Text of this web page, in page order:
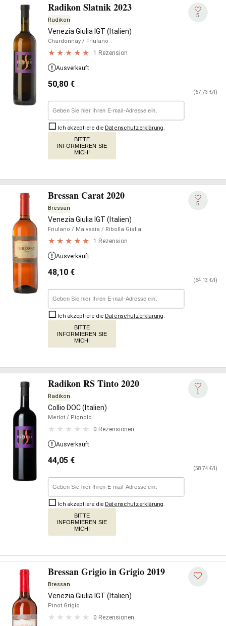
Radikon Slatnik 2023
Radikon
Venezia Giulia IGT (Italien)
Chardonnay / Friulano
1 Rezension
5
Ausverkauft
50,80 €
(67,73 €/l)
Ich akzeptiere die Datenschutzerklärung
BITTE
INFORMIEREN SIE
MICH!
Bressan Carat 2020
Bressan
Venezia Giulia IGT (Italien)
Friulano / Malvasia / Ribolla Gialla
1 Rezension
5
Ausverkauft
48,10 €
(64,13 €/l)
Ich akzeptiere die Datenschutzerklärung
BITTE
INFORMIEREN SIE
MICH!
Radikon RS Tinto 2020
Radikon
Collio DOC (Italien)
Merlot / Pignolo
0 Rezensionen
1
Ausverkauft
44,05 €
(58,74 €/l)
Ich akzeptiere die Datenschutzerklärung
BITTE
INFORMIEREN SIE
MICH!
Bressan Grigio in Grigio 2019
Bressan
Venezia Giulia IGT (Italien)
Pinot Grigio
0 Rezensionen